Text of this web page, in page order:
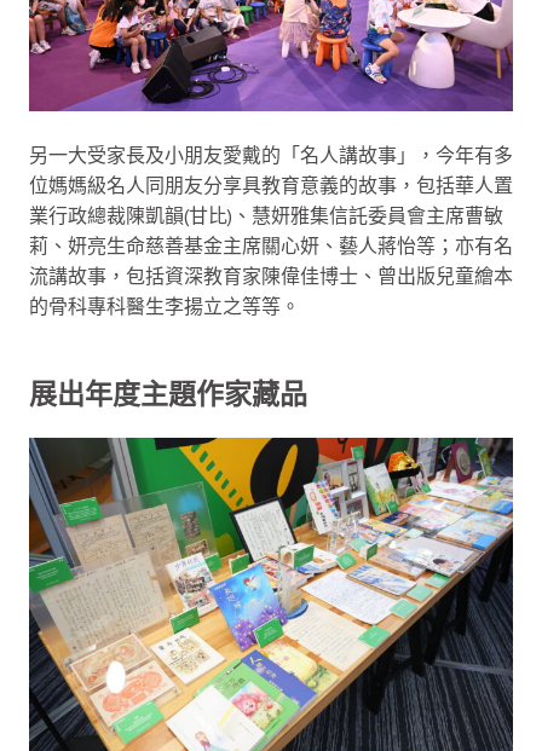
另一大受家長及小朋友愛戴的「名人講故事」，今年有多
位媽媽級名人同朋友分享具教育意義的故事，包括華人置
業行政總裁陳凱韻(甘比)、慧妍雅集信託委員會主席曹敏
莉、妍亮生命慈善基金主席關心妍、藝人蔣怡等；亦有名
流講故事，包括資深教育家陳偉佳博士、曾出版兒童繪本
的骨科專科醫生李揚立之等等。
展出年度主題作家藏品